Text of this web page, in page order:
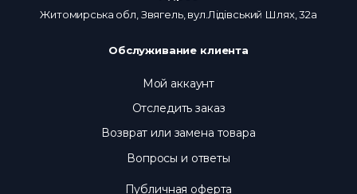
Житомирська обл, Звягель, вул.Лідівський Шлях, 32а
Обслуживание клиента
Мой аккаунт
Отследить заказ
Возврат или замена товара
Вопросы и ответы
Публичная оферта